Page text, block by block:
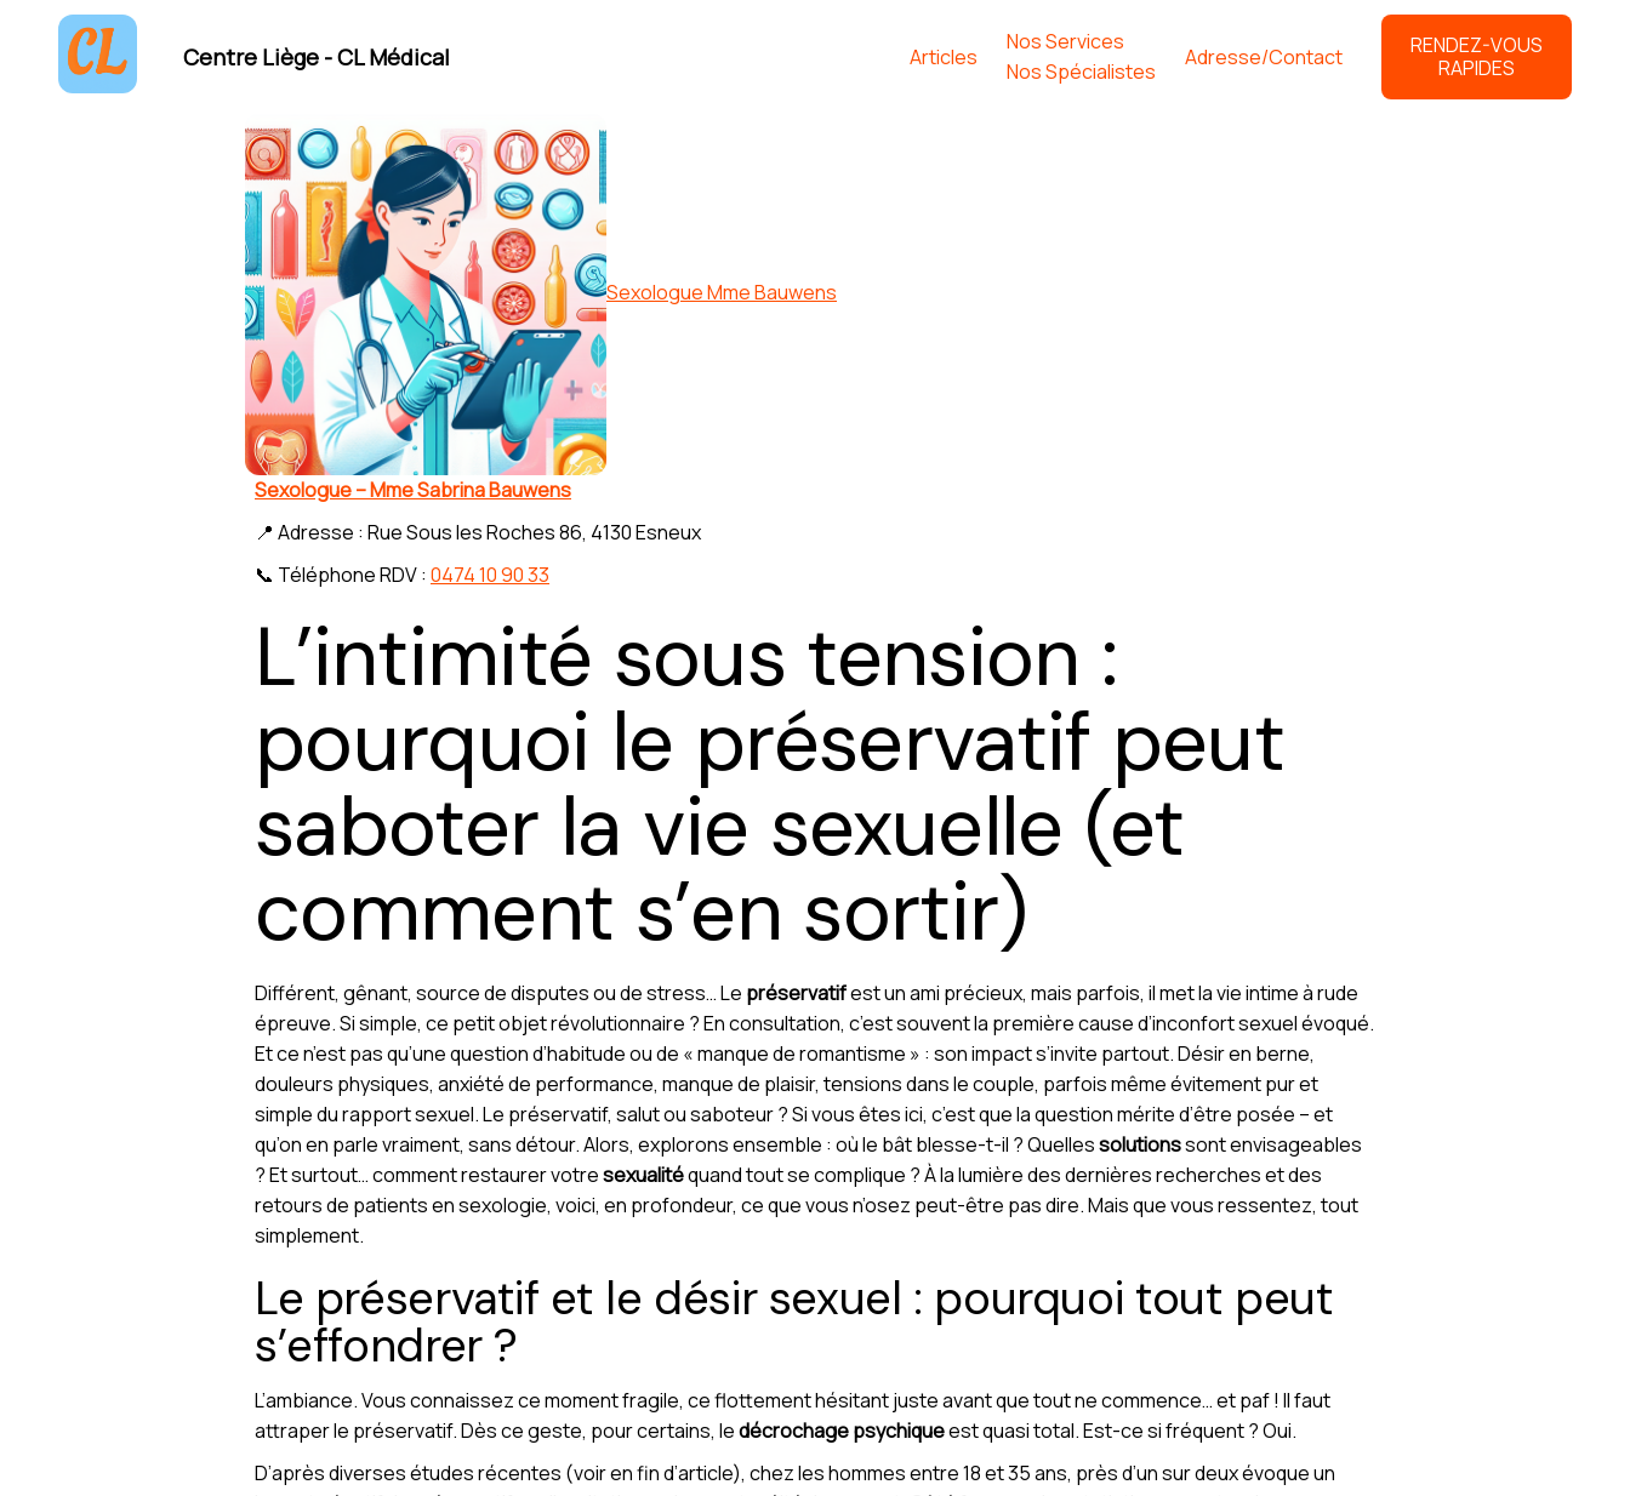
Centre Liège - CL Médical Articles
Nos Services
Nos Spécialistes
Adresse/Contact
RENDEZ-VOUS
RAPIDES
Sexologue Mme Bauwens
Sexologue – Mme Sabrina Bauwens
📍 Adresse : Rue Sous les Roches 86, 4130 Esneux
📞 Téléphone RDV : 0474 10 90 33
L’intimité sous tension :
pourquoi le préservatif peut
saboter la vie sexuelle (et
comment s’en sortir)
Différent, gênant, source de disputes ou de stress… Le préservatifest un ami précieux, mais parfois, il met la vie intime à rude
épreuve. Si simple, ce petit objet révolutionnaire ? En consultation, c’est souvent la première cause d’inconfort sexuel évoqué.
Et ce n’est pas qu’une question d’habitude ou de « manque de romantisme » : son impact s’invite partout. Désir en berne,
douleurs physiques, anxiété de performance, manque de plaisir, tensions dans le couple, parfois même évitement pur et
simple du rapport sexuel. Le préservatif, salut ou saboteur ? Si vous êtes ici, c’est que la question mérite d’être posée – et
qu’on en parle vraiment, sans détour. Alors, explorons ensemble : où le bât blesse-t-il ? Quellessolutionssont envisageables
? Et surtout… comment restaurer votresexualitéquand tout se complique ? À la lumière des dernières recherches et des
retours de patients en sexologie, voici, en profondeur, ce que vous n’osez peut-être pas dire. Mais que vous ressentez, tout
simplement.
Le préservatif et le désir sexuel : pourquoi tout peut
s’effondrer ?
L’ambiance. Vous connaissez ce moment fragile, ce flottement hésitant juste avant que tout ne commence… et paf ! Il faut
attraper le préservatif. Dès ce geste, pour certains, ledécrochage psychiqueest quasi total. Est-ce si fréquent ? Oui.
D’après diverses études récentes (voir en fin d’article), chez les hommes entre 18 et 35 ans, près d’un sur deux évoque un